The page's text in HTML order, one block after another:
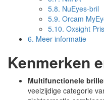
5.8. NuEyes-bril
5.9. Orcam
5.10. Oxsight
6. Meer informatie
Kenmerken
Multifunctionele
veelzijdige categorie